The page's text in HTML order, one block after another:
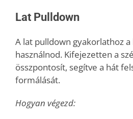
Lat Pulldown
A lat pulldown gyakorlathoz
használnod. Kifejezetten a
összpontosít, segítve a hát
formálását.
Hogyan végezd: